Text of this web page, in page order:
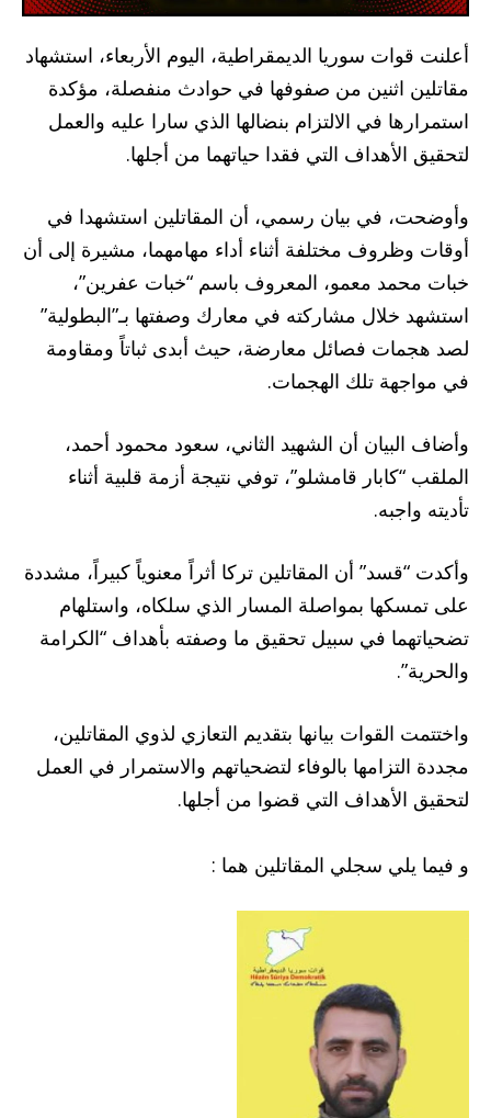
أعلنت قوات سوريا الديمقراطية، اليوم الأربعاء، استشهاد
مقاتلين اثنين من صفوفها في حوادث منفصلة، مؤكدة
استمرارها في الالتزام بنضالها الذي سارا عليه والعمل
لتحقيق الأهداف التي فقدا حياتهما من أجلها.
وأوضحت، في بيان رسمي، أن المقاتلين استشهدا في
أوقات وظروف مختلفة أثناء أداء مهامهما، مشيرة إلى أن
خبات محمد معمو، المعروف باسم “خبات عفرين”،
استشهد خلال مشاركته في معارك وصفتها بـ”البطولية”
لصد هجمات فصائل معارضة، حيث أبدى ثباتاً ومقاومة
في مواجهة تلك الهجمات.
وأضاف البيان أن الشهيد الثاني، سعود محمود أحمد،
الملقب “كابار قامشلو”، توفي نتيجة أزمة قلبية أثناء
تأديته واجبه.
وأكدت “قسد” أن المقاتلين تركا أثراً معنوياً كبيراً، مشددة
على تمسكها بمواصلة المسار الذي سلكاه، واستلهام
تضحياتهما في سبيل تحقيق ما وصفته بأهداف “الكرامة
والحرية”.
واختتمت القوات بيانها بتقديم التعازي لذوي المقاتلين،
مجددة التزامها بالوفاء لتضحياتهم والاستمرار في العمل
لتحقيق الأهداف التي قضوا من أجلها.
و فيما يلي سجلي المقاتلين هما :